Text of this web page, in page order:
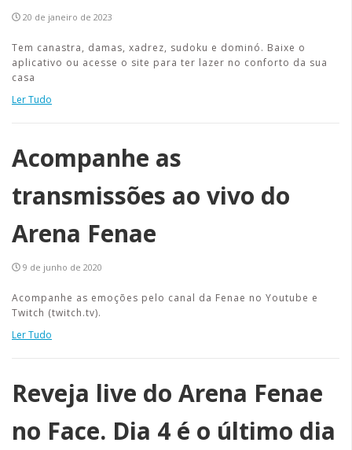
20 de janeiro de 2023
Tem canastra, damas, xadrez, sudoku e dominó. Baixe o
aplicativo ou acesse o site para ter lazer no conforto da sua
casa
Ler Tudo
Acompanhe as
transmissões ao vivo do
Arena Fenae
9 de junho de 2020
Acompanhe as emoções pelo canal da Fenae no Youtube e
Twitch (twitch.tv).
Ler Tudo
Reveja live do Arena Fenae
no Face. Dia 4 é o último dia